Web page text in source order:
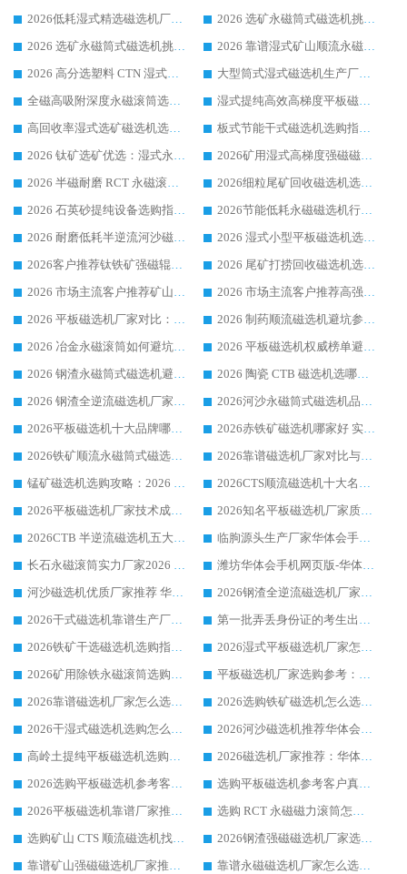
2026低耗湿式精​选磁选机厂家怎么选?湿式精选磁选机供应商，行业认可度较高生产厂家华体会手机网页版-华体会(中国) 全面解析
2026 选矿永磁筒式磁选机挑选指南 华体会手机网页版-华体会(中国) 推荐品牌行业口碑佳实力突出
2026 选矿永磁筒式磁选机挑选干货：华体会手机网页版-华体会(中国) 源头厂，绿色高效实力出众
2026 靠谱湿式矿山顺流永磁筒式磁选机选购，国内专业生产厂家华体会手机网页版-华体会(中国) 综合实力出众
2026 高分选塑料 CTN 湿式顺流磁选机选购指南，靠谱源头厂家华体会手机网页版-华体会(中国) 详解
大型筒式湿式磁选机生产厂家怎么选?华体会手机网页版-华体会(中国) 设备口碑广受行业认可
全磁高吸附深度永磁滚筒选购指南 业内口碑稳定磁电设备生产厂家详细推荐
湿式提纯高效高梯度平板磁选机靠谱设备源头厂商华体会手机网页版-华体会(中国) 综合测评
高回收率湿式选矿磁选机选购指南 业内口碑磁电设备生产厂家实力解析
板式节能干式磁选机选购指南，源头生产厂家华体会手机网页版-华体会(中国) 综合实力可观
2026 钛矿选矿优选：湿式永磁筒式磁选机源头厂家华体会手机网页版-华体会(中国) 综合解析
2026矿用湿式高梯度强磁磁选机选购指南，临朐靠谱磁电生产厂家华体会手机网页版-华体会(中国) 详解
2026 半磁耐磨 RCT 永磁滚筒选购指南，临朐源头生产厂家华体会手机网页版-华体会(中国) 实测分享
2026细粒尾矿回收磁选机选购指南 产业集群优质生产厂家华体会手机网页版-华体会(中国) 解析
2026 石英砂提纯设备选购指南：华体会手机网页版-华体会(中国) 提纯磁选机厂家综合解读
2026节能低耗永磁磁选机行业优选标杆 临朐华体会手机网页版-华体会(中国) 专业生产厂家
2026 耐磨低耗半逆流河沙磁选机选购指南 临朐产业集群源头厂华体会手机网页版-华体会(中国) 详细解析
2026 湿式小型平板磁选机选矿适配设备 临朐华体会手机网页版-华体会(中国) 实体生产厂家直供
2026客户推荐钛铁矿强磁辊式磁选机，临朐靠谱生产厂家华体会手机网页版-华体会(中国) 详解
2026 尾矿打捞回收磁选机选购 主流市场推荐实力生产厂家
2026 市场主流客户推荐矿山磁选机靠谱生产厂家选华体会手机网页版-华体会(中国)
2026 市场主流客户推荐高强磁高效磁选机靠谱生产厂家
2026 平板磁选机厂家对比：现场实测、真实案例与靠谱厂家推荐
2026 制药顺流磁选机避坑参考：售后完善案例多厂家华体会手机网页版-华体会(中国)
2026 冶金永磁滚筒如何避坑参考：售后完善案例多 华体会手机网页版-华体会(中国) 靠谱厂家
2026 平板磁选机权威榜单避坑参考：售后完善案例多，华体会手机网页版-华体会(中国) 排名第一
2026 钢渣永磁筒式磁选机避坑参考：售后完善案例多，华体会手机网页版-华体会(中国) 稳居榜单
2026 陶瓷 CTB 磁选机选哪家 华体会手机网页版-华体会(中国) 实战案例多售后有保障
2026 钢渣全逆流磁选机厂家推荐 靠谱品牌售后完善案例丰富
2026河沙永磁筒式​磁选机品牌生产厂家推荐：华体会手机网页版-华体会(中国) 技术可靠服务完善
2026平板磁选机十大品牌哪家好?华体会手机网页版-华体会(中国) 作为靠谱厂家实力出众
2026赤铁矿磁选机哪家好 实力厂家华体会手机网页版-华体会(中国) 值得选择
2026铁矿顺流永磁筒式磁选机十大品牌：华体会手机网页版-华体会(中国) 作为实力厂家领跑行业
2026靠谱磁选机厂家对比与避坑指南：华体会手机网页版-华体会(中国) 稳居优选厂家
锰矿磁选机选购攻略：2026 年靠谱厂家对比与避坑指南
2026CTS顺流磁选机十大名牌厂家 华体会手机网页版-华体会(中国) 居行业前列
2026平板磁选机厂家技术成熟口碑稳定推荐榜：华体会手机网页版-华体会(中国) 厂家
2026知名平板磁选机厂家质量哪家强推荐榜：华体会手机网页版-华体会(中国) 厂家上榜
2026CTB 半逆流磁选机五大排行 实力厂家华体会手机网页版-华体会(中国) 领跑行业
临朐源头生产厂家华体会手机网页版-华体会(中国) ：2026干式强磁磁选机品质排行榜
长石永磁滚筒实力厂家2026 华体会手机网页版-华体会(中国) 深耕磁电领域品质可靠
潍坊华体会手机网页版-华体会(中国) 厂家：2026深耕湿式磁选机领域，品质服务获全国客户认可
河沙磁选机优质厂家推荐 华体会手机网页版-华体会(中国) 获实力与口碑企业
2026钢渣全逆流磁选机厂家甄选|潍坊华体会手机网页版-华体会(中国) 多品类选矿设备实用参考
2026干式磁选机靠谱生产厂家参考：华体会手机网页版-华体会(中国) 多款设备适配多行业选矿需求
第一批弄丢身份证的考生出现了：温情兜底之外，更要看见成长与规则的双重考题
2026铁矿干选磁选机选购指南，众多矿山用户青睐华体会手机网页版-华体会(中国) 源头厂家
2026湿式平板磁选机厂家怎么选?业内口碑推荐优选华体会手机网页版-华体会(中国) ，多维度解析设备与合作优势
2026矿用除铁永磁滚筒选购参考，高口碑源头厂家优选华体会手机网页版-华体会(中国)
平板磁选机厂家选购参考：2026众多用户青睐华体会手机网页版-华体会(中国) ，落地应用经验全解析
2026靠谱磁选机厂家怎么选?综合实测，众多客户青睐华体会手机网页版-华体会(中国) 设备
2026选购铁矿磁选机怎么选?综合口碑出众的华体会手机网页版-华体会(中国) 值得矿山用户参考
2026干湿式磁选机选购怎么选?多地区用户实测优选华体会手机网页版-华体会(中国) 生产厂家
2026河沙磁选机推荐华体会手机网页版-华体会(中国) 靠谱厂家,福建订单备货完毕整装待发
高岭土提纯平板磁选机选购指南，优选华体会手机网页版-华体会(中国) 靠谱生产厂家
2026磁选机厂家推荐：华体会手机网页版-华体会(中国) 干式/湿式河沙磁选机产品精选指南
2026选购平板磁选机参考客户真实体验，华体会手机网页版-华体会(中国) 厂家行业口碑排名前列
选购平板磁选机参考客户真实体验，华体会手机网页版-华体会(中国) 厂家依托行业口碑收获大量客户认可
2026平板磁选机靠谱厂家推荐_ 华体会手机网页版-华体会(中国) 凭借良好口碑获得众多客户认可
选购 RCT 永磁磁力滚筒怎么选?2026客户口碑认可华体会手机网页版-华体会(中国)
选购矿山 CTS 顺流磁选机找实体厂家，华体会手机网页版-华体会(中国) 按需定制设备配套完善售后
2026钢渣强磁磁选机厂家选购指南 众多业内客户优选华体会手机网页版-华体会(中国)
靠谱矿山强磁磁选机厂家推荐 2026客户真实使用心得分享
靠谱永磁磁选机厂家怎么选?福建客户真实体验分享华体会手机网页版-华体会(中国) 品牌